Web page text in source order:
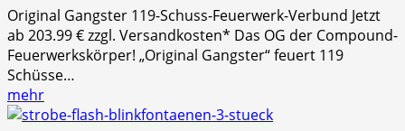
Original Gangster 119-Schuss-Feuerwerk-Verbund Jetzt
ab 203.99 € zzgl. Versandkosten* Das OG der Compound-
Feuerwerkskörper! „Original Gangster“ feuert 119
Schüsse…
mehr